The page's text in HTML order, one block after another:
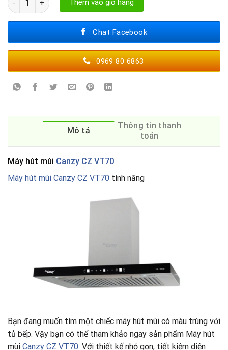
Thêm vào giỏ hàng
Chat Facebook
0969 80 6863
Mô tả
Thông tin thanh
toán
Máy hút mùi Canzy CZ VT70
Máy hút mùi Canzy CZ VT70 tính năng
Bạn đang muốn tìm một chiếc máy hút mùi có màu trùng với
tủ bếp. Vậy bạn có thể tham khảo ngay sản phẩm Máy hút
mùi Canzy CZ VT70. Với thiết kế nhỏ gọn, tiết kiệm diện